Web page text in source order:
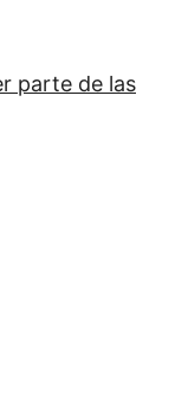
parte de las